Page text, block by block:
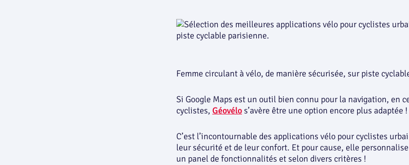
Femme circulant à vélo, de manière sécurisée, sur piste
Si Google Maps est un outil bien connu pour la navigation, en
cyclistes, Géovélos’avère être une option encore plus adaptée !
C’est l’incontournable des applications vélo pour cyclistes
leur sécurité et de leur confort. Et pour cause, elle
un panel de fonctionnalités et selon divers critères !